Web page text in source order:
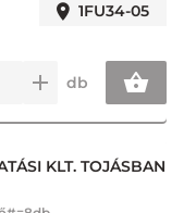
1FU34-05
db
KLT. TOJÁSBAN